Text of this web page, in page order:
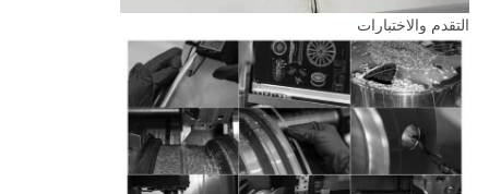
التقدم والاختبارات